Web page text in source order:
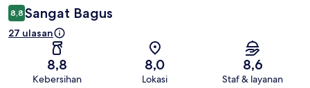
8,8 Sangat Bagus
27 ulasan
8,8
Kebersihan
8,0
Lokasi
8,6
Staf & layanan